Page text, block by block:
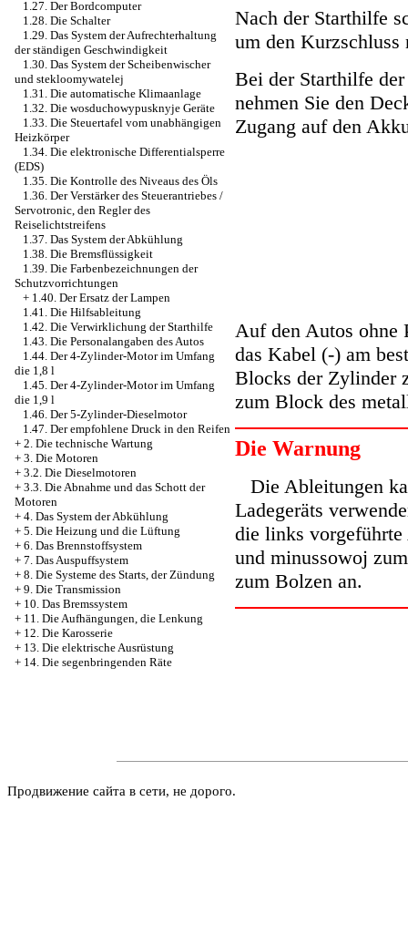
1.27. Der Bordcomputer
1.28. Die Schalter
1.29. Das System der Aufrechterhaltung
der ständigen Geschwindigkeit
1.30. Das System der Scheibenwischer
und stekloomywatelej
1.31. Die automatische Klimaanlage
1.32. Die wosduchowypusknyje Geräte
1.33. Die Steuertafel vom unabhängigen
Heizkörper
1.34. Die elektronische Differentialsperre
(EDS)
1.35. Die Kontrolle des Niveaus des Öls
1.36. Der Verstärker des Steuerantriebes /
Servotronic, den Regler des
Reiselichtstreifens
1.37. Das System der Abkühlung
1.38. Die Bremsflüssigkeit
1.39. Die Farbenbezeichnungen der
Schutzvorrichtungen
+ 1.40. Der Ersatz der Lampen
1.41. Die Hilfsableitung
1.42. Die Verwirklichung der Starthilfe
1.43. Die Personalangaben des Autos
1.44. Der 4-Zylinder-Motor im Umfang
die 1,8 l
1.45. Der 4-Zylinder-Motor im Umfang
die 1,9 l
1.46. Der 5-Zylinder-Dieselmotor
1.47. Der empfohlene Druck in den Reifen
+ 2. Die technische Wartung
+ 3. Die Motoren
+ 3.2. Die Dieselmotoren
+ 3.3. Die Abnahme und das Schott der
Motoren
+ 4. Das System der Abkühlung
+ 5. Die Heizung und die Lüftung
+ 6. Das Brennstoffsystem
+ 7. Das Auspuffsystem
+ 8. Die Systeme des Starts, der Zündung
+ 9. Die Transmission
+ 10. Das Bremssystem
+ 11. Die Aufhängungen, die Lenkung
+ 12. Die Karosserie
+ 13. Die elektrische Ausrüstung
+ 14. Die segenbringenden Räte
Nach der Starthilfe
um den Kurzschluss
Bei der Starthilfe
nehmen Sie den
Zugang auf den
Auf den Autos ohne
das Kabel (-) am
Blocks der Zylinder
zum Block des
Die Warnung
Die Ableitungen
Ladegeräts
die links
und minussowoj
zum Bolzen an.
Продвижение сайта в сети, не дорого.